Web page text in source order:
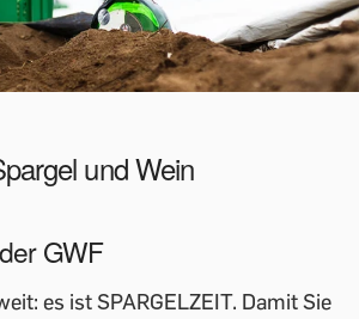
und Wein
GWF
es ist SPARGELZEIT. Damit Sie